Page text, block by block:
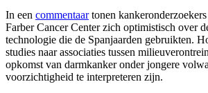
In een commentaartonen
Farber Cancer Center zich optimistisch over
technologie die de Spanjaarden gebruikten.
studies naar associaties tussen
opkomst van darmkanker onder jongere
voorzichtigheid te interpreteren zijn.